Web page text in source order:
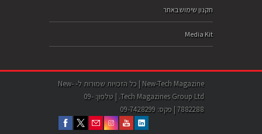
תקנון שימוש באתר
Media Kit
New-Tech Magazine | כל הזכויות שמורות ל- New-
Tech Magazines Group Ltd. | טלפון: 09-
7882288 | פקס: 09-7428299